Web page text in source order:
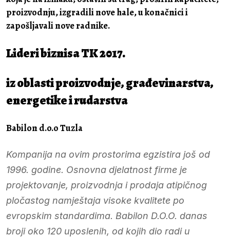
proizvodnju, izgradili nove hale, u konačnici i
zapošljavali nove radnike.
Lideri biznisa TK 2017.
iz oblasti proizvodnje, građevinarstva,
energetike i rudarstva
Babilon d.o.o Tuzla
Kompanija na ovim prostorima egzistira još od
1996. godine. Osnovna djelatnost firme je
projektovanje, proizvodnja i prodaja atipičnog
pločastog namještaja visoke kvalitete po
evropskim standardima. Babilon D.O.O. danas
broji oko 120 uposlenih, od kojih dio radi u